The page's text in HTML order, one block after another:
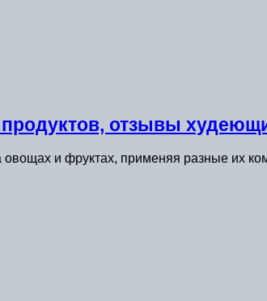
отзывы
и фруктах, применяя разные их